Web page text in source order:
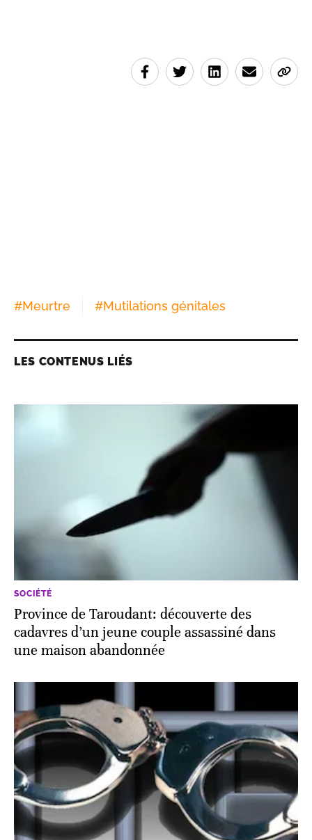
#Meurtre #Mutilations génitales
LES CONTENUS LIÉS
SOCIÉTÉ
Province de Taroudant: découverte des
cadavres d’un jeune couple assassiné dans
une maison abandonnée